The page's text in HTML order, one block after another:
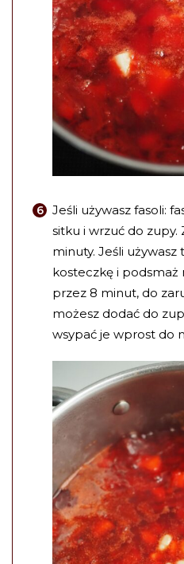
Jeśli używasz fasoli:
sitku i wrzuć do
minuty. Jeśli
kosteczkę i podsmaż
przez 8 minut, do
możesz dodać do
wsypać je wprost do